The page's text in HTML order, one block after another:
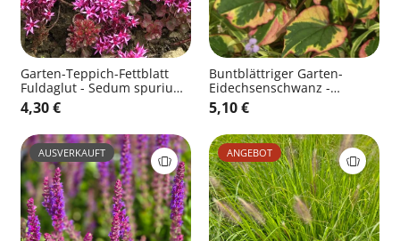
Garten-Teppich-Fettblatt
Fuldaglut - Sedum spurium
'Fuldaglut'
4,30 €
Buntblättriger Garten-
Eidechsenschwanz -
Houttuynia cordata
'Chameleon'
5,10 €
AUSVERKAUFT ANGEBOT